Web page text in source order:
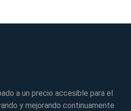
a un precio accesible para el
y mejorando continuamente